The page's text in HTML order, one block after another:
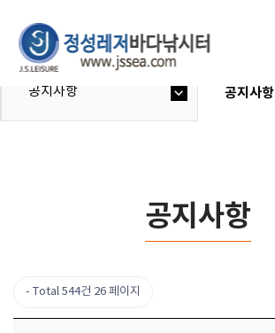
공지사항 공지사항
공지사항
Total 544건 26 페이지